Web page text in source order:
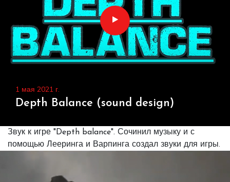
1 мая 2021 г.
Depth Balance (sound design)
Звук к игре "Depth balance". Сочинил музыку и с
помощью Лееринга и Варпинга создал звуки для игры.